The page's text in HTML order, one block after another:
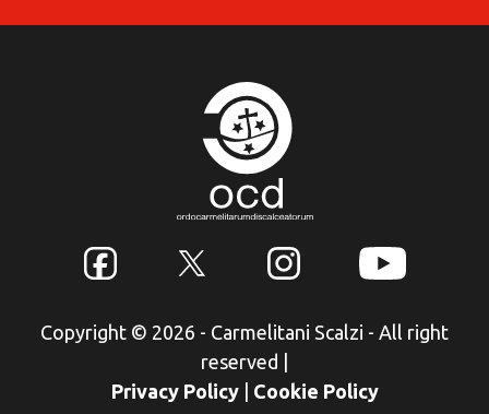
Copyright © 2026 - Carmelitani Scalzi - All right
reserved
Privacy Policy
Cookie Policy